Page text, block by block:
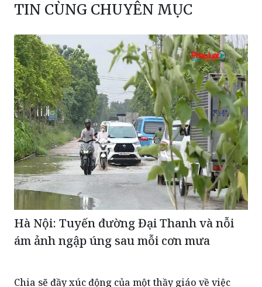
TIN CÙNG CHUYÊN MỤC
Hà Nội: Tuyến đường Đại Thanh và nỗi
ám ảnh ngập úng sau mỗi cơn mưa
Chia sẽ đầy xúc động của một thầy giáo về việc